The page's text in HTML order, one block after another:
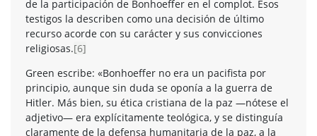
de la participación de Bonhoeffer en el complot. Esos
testigos la describen como una decisión de último
recurso acorde con su carácter y sus convicciones
religiosas.[6]
Green escribe: «Bonhoeffer no era un pacifista por
principio, aunque sin duda se oponía a la guerra de
Hitler. Más bien, su ética cristiana de la paz —nótese el
adjetivo— era explícitamente teológica, y se distinguía
claramente de la defensa humanitaria de la paz, a la